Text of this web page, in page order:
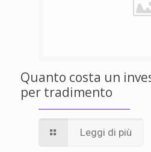
Quanto costa un
per tradimento
Leggi di più